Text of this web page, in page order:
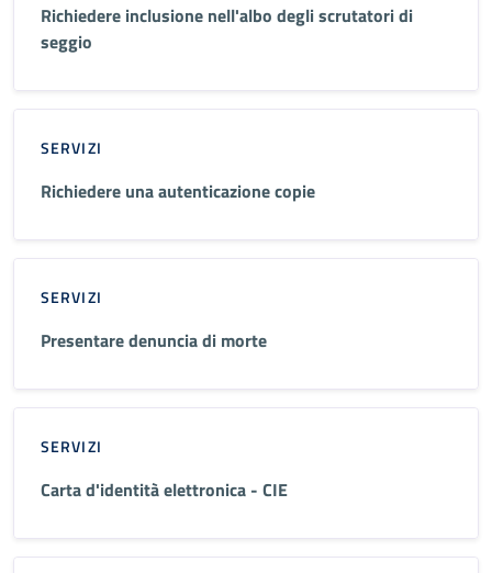
Richiedere inclusione nell'albo degli scrutatori di
seggio
SERVIZI
Richiedere una autenticazione copie
SERVIZI
Presentare denuncia di morte
SERVIZI
Carta d'identità elettronica - CIE